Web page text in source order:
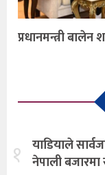
प्रधानमन्त्री
१ याडियाले
नेपाली बजारमा